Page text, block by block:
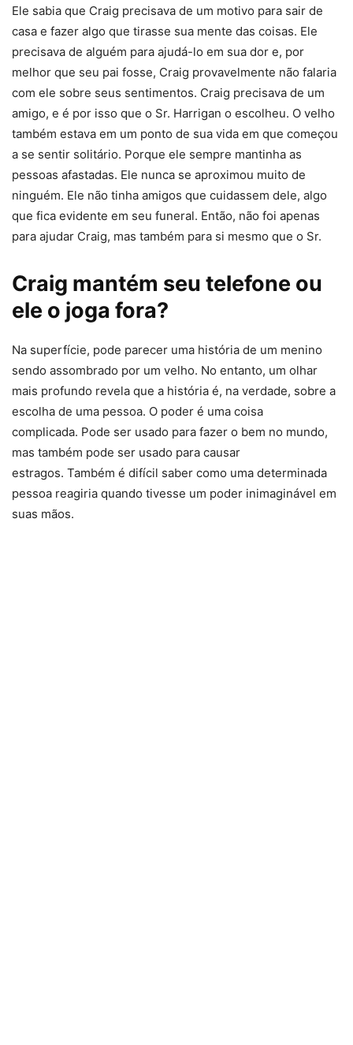
Ele sabia que Craig precisava de um motivo para sair de
casa e fazer algo que tirasse sua mente das coisas. Ele
precisava de alguém para ajudá-lo em sua dor e, por
melhor que seu pai fosse, Craig provavelmente não falaria
com ele sobre seus sentimentos. Craig precisava de um
amigo, e é por isso que o Sr. Harrigan o escolheu. O velho
também estava em um ponto de sua vida em que começou
a se sentir solitário. Porque ele sempre mantinha as
pessoas afastadas. Ele nunca se aproximou muito de
ninguém. Ele não tinha amigos que cuidassem dele, algo
que fica evidente em seu funeral. Então, não foi apenas
para ajudar Craig, mas também para si mesmo que o Sr.
Craig mantém seu telefone ou
ele o joga fora?
Na superfície, pode parecer uma história de um menino
sendo assombrado por um velho. No entanto, um olhar
mais profundo revela que a história é, na verdade, sobre a
escolha de uma pessoa. O poder é uma coisa
complicada. Pode ser usado para fazer o bem no mundo,
mas também pode ser usado para causar
estragos. Também é difícil saber como uma determinada
pessoa reagiria quando tivesse um poder inimaginável em
suas mãos.